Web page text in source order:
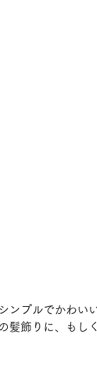
ンプルでかわい
髪飾りに、もし